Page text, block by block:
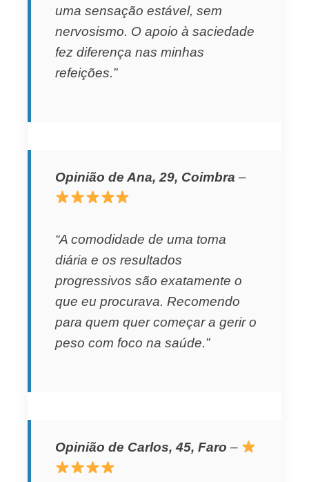
uma sensação estável, sem
nervosismo. O apoio à saciedade
fez diferença nas minhas
refeições.”
Opinião de Ana, 29, Coimbra –
“A comodidade de uma toma
diária e os resultados
progressivos são exatamente o
que eu procurava. Recomendo
para quem quer começar a gerir o
peso com foco na saúde.”
Opinião de Carlos, 45, Faro –